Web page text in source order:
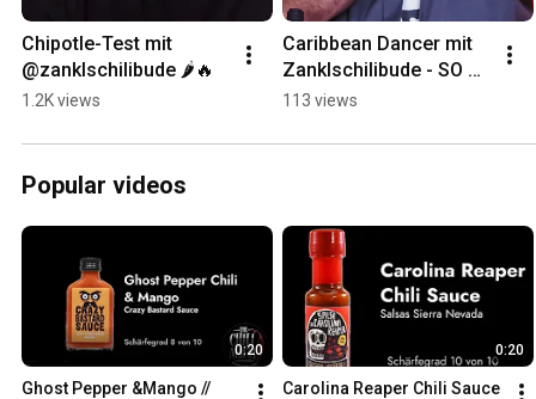
Chipotle-Test mit
@zanklschilibude 🌶️🔥
1.2K views
Caribbean Dancer mit
Zanklschilibude - SO
scharf ist sie
113 views
Popular videos
0:20
Ghost Pepper &Mango //
0:20
Carolina Reaper Chili Sauce